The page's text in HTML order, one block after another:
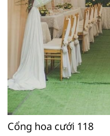
Cổng hoa cưới 118